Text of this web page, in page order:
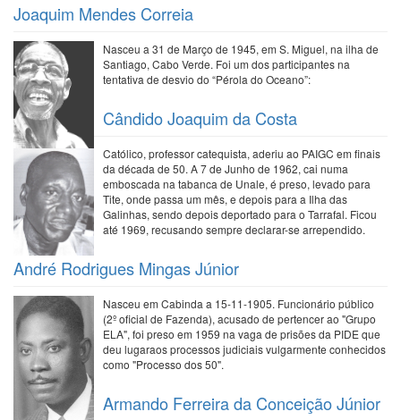
Joaquim Mendes Correia
Nasceu a 31 de Março de 1945, em S. Miguel, na ilha de
Santiago, Cabo Verde. Foi um dos participantes na
tentativa de desvio do “Pérola do Oceano”:
Cândido Joaquim da Costa
Católico, professor catequista, aderiu ao PAIGC em finais
da década de 50. A 7 de Junho de 1962, cai numa
emboscada na tabanca de Unale, é preso, levado para
Tite, onde passa um mês, e depois para a Ilha das
Galinhas, sendo depois deportado para o Tarrafal. Ficou
até 1969, recusando sempre declarar-se arrependido.
André Rodrigues Mingas Júnior
Nasceu em Cabinda a 15-11-1905. Funcionário público
(2º oficial de Fazenda), acusado de pertencer ao "Grupo
ELA", foi preso em 1959 na vaga de prisões da PIDE que
deu lugaraos processos judiciais vulgarmente conhecidos
como "Processo dos 50".
Armando Ferreira da Conceição Júnior